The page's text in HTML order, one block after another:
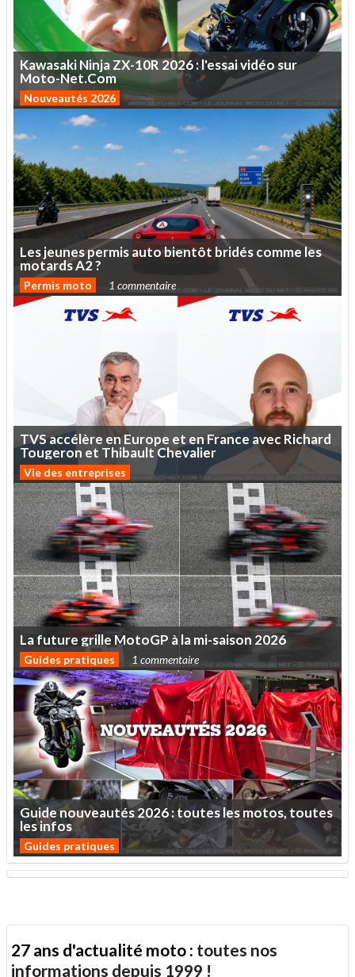
KawasakiNinjaZX-10R2026:l'essaividéosur
Moto-Net.Com
Nouveautés 2026
Lesjeunespermisautobientôt bridéscommeles
motardsA2?
Permis moto 1 commentaire
TVSaccélère enEurope et enFrance avecRichard
Tougeron et Thibault Chevalier
Vie des entreprises
Lafuturegrille MotoGP àlami-saison 2026
Guides pratiques 1 commentaire
Guidenouveautés2026:touteslesmotos,toutes
lesinfos
Guides pratiques
27 ans d'actualité moto : toutes nos
informations depuis 1999 !